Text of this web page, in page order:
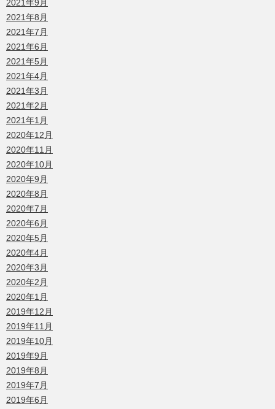
2021年9月
2021年8月
2021年7月
2021年6月
2021年5月
2021年4月
2021年3月
2021年2月
2021年1月
2020年12月
2020年11月
2020年10月
2020年9月
2020年8月
2020年7月
2020年6月
2020年5月
2020年4月
2020年3月
2020年2月
2020年1月
2019年12月
2019年11月
2019年10月
2019年9月
2019年8月
2019年7月
2019年6月